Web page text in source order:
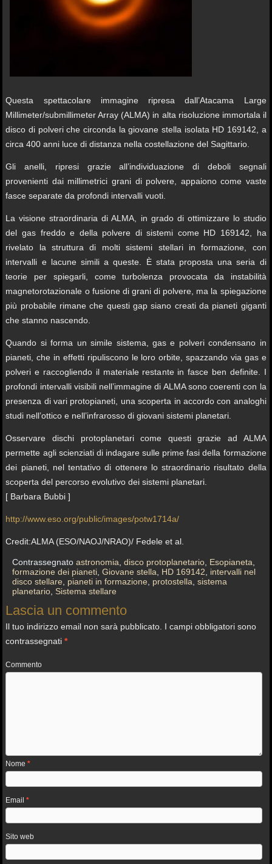
Questa spettacolare immagine ripresa dall’Atacama Large
Millimeter/submillimeter Array (ALMA) in alta risoluzione immortala il
disco di polveri che circonda la giovane stella isolata HD 169142, a
circa 400 anni luce di distanza nella costellazione del Sagittario.
Gli anelli, ripresi grazie all’individuazione di deboli segnali
provenienti dai millimetrici grani di polvere, appaiono come vaste
fasce separate da profondi intervalli vuoti.
La visione straordinaria di ALMA, in grado di ottimizzare lo studio
del gas freddo e della polvere di sistemi come HD 169142, ha
rivelato la struttura di molti sistemi stellari in formazione, con
intervalli e lacune simili a queste. È stata proposta una seria di
teorie per spiegarli, come turbolenza provocata da instabilità
magnetorotazionale o fusione di grani di polvere, ma la spiegazione
più probabile rimane che questi gap siano creati da pianeti giganti
che stanno nascendo.
Quando si forma un simile sistema, gas e polveri condensano in
pianeti, che in effetti ripuliscono le loro orbite, spazzando via gas e
polveri e raccogliendo il materiale restante in fasce ben definite. I
profondi intervalli visibili nell’immagine di ALMA sono coerenti con la
presenza di vari protopianeti, una scoperta in accordo con analoghi
studi nell’ottico e nell’infrarosso di giovani sistemi planetari.
Osservare dischi protoplanetari come questi grazie ad ALMA
permette agli scienziati di indagare sulle prime fasi della formazione
dei pianeti, nel tentativo di ottenere lo straordinario risultato della
scoperta del percorso evolutivo dei sistemi planetari.
[ Barbara Bubbi ]
http://www.eso.org/public/images/potw1714a/
Credit:ALMA (ESO/NAOJ/NRAO)/ Fedele et al.
Contrassegnato astronomia ,disco protoplanetario Esopianeta
formazione dei pianeti ,Giovane stella HD 169142
intervalli nel
disco stellare
pianeti in formazione protostella ,sistema
planetario Sistema stellare
Lascia un commento
Il tuo indirizzo email non sarà pubblicato. I campi obbligatori sono
contrassegnati*
Commento
Nome*
Email*
Sito web